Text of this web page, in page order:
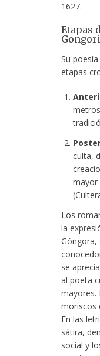
1627.
Etapas
Su
etapas
culta,
mayor
Los
la
Góngora,
se
al poeta
mayores.
moriscos
En las
sátira,
social y